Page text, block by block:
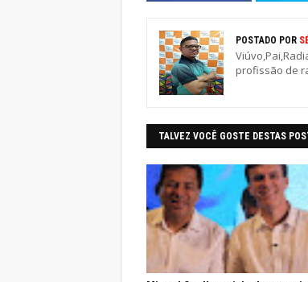
POSTADO POR
profissão de
TALVEZ VOCÊ GOSTE DESTAS